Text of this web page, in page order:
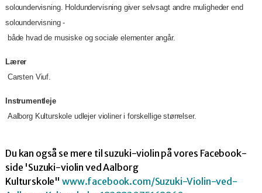
soloundervisning. Holdundervisning giver selvsagt andre muligheder end
soloundervisning -
både hvad de musiske og sociale elementer angår.
Lærer
Carsten Viuf.
Instrumentleje
Aalborg Kulturskole udlejer violiner i forskellige størrelser.
Du kan også se mere til suzuki-violin på vores Facebook-
side 'Suzuki-violin ved Aalborg
Kulturskole" www.facebook.com/Suzuki-Violin-ved-